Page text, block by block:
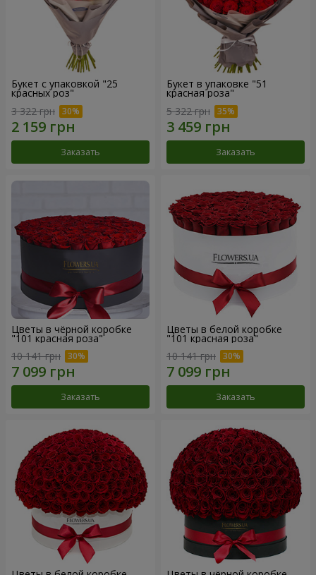
Букет с упаковкой "25
красных роз"
3 322 грн
Заказать
Букет в упаковке "51
красная роза"
5 322 грн
Заказать
Цветы в чёрной коробке
"101 красная роза"
10 141 грн
Заказать
Цветы в белой коробке
"101 красная роза"
10 141 грн
Заказать